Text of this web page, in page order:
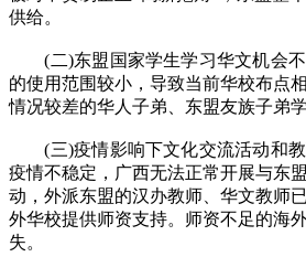
供给。
(二)东盟国家学生学习华文机会不
的使用范围较小，导致当前华校布点
情况较差的华人子弟、东盟友族子弟
(三)疫情影响下文化交流活动和教
疫情不稳定，广西无法正常开展与东
动，外派东盟的汉办教师、华文教师
外华校提供师资支持。师资不足的海
失。